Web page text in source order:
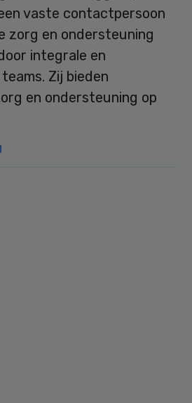
vaste contactpersoon
zorg en ondersteuning
integrale en
Zij bieden
en ondersteuning op